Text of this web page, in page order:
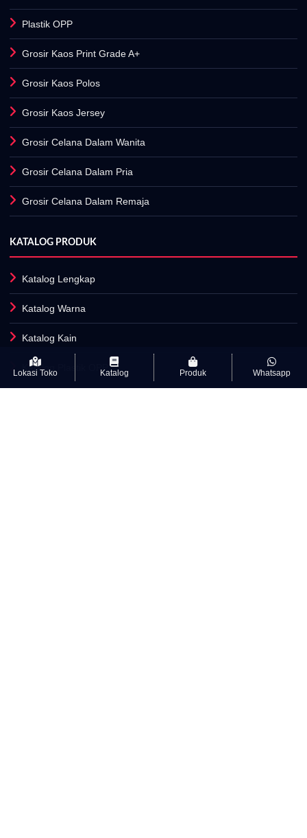
Plastik OPP
Grosir Kaos Print Grade A+
Grosir Kaos Polos
Grosir Kaos Jersey
Grosir Celana Dalam Wanita
Grosir Celana Dalam Pria
Grosir Celana Dalam Remaja
KATALOG PRODUK
Katalog Lengkap
Katalog Warna
Katalog Kain
Katalog Plastik OPP
Lokasi Toko Katalog Produk Whatsapp